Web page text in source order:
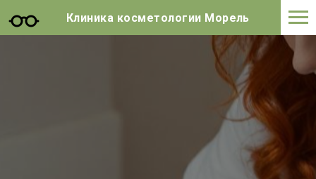
Клиника косметологии Морель